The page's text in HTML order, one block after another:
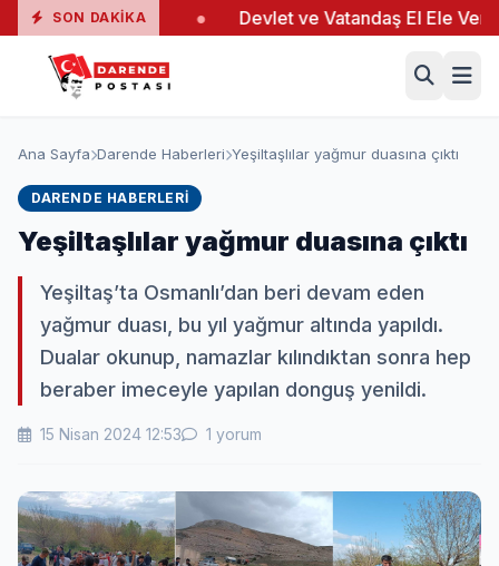
SON DAKIKA
19 Yaralı ● Devlet ve Vatandaş El Ele Verdi ●
Ana Sayfa Darende Haberleri Yeşiltaşlılar yağmur duasına çıktı
DARENDE HABERLERI
Yeşiltaşlılar yağmur duasına çıktı
Yeşiltaş’ta Osmanlı’dan beri devam eden
yağmur duası, bu yıl yağmur altında yapıldı.
Dualar okunup, namazlar kılındıktan sonra hep
beraber imeceyle yapılan donguş yenildi.
15 Nisan 2024 12:53 1 yorum